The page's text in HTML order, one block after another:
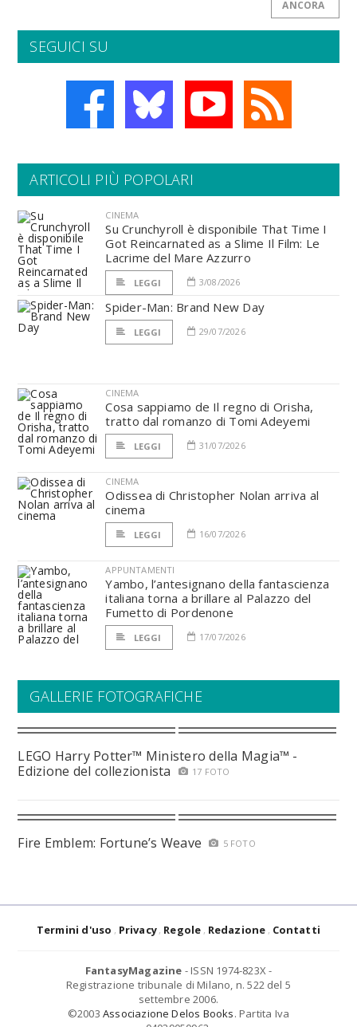
ANCORA
SEGUICI SU
ARTICOLI PIÙ POPOLARI
CINEMA
Su Crunchyroll è disponibile That Time I
Got Reincarnated as a Slime Il Film: Le
Lacrime del Mare Azzurro
LEGGI 3/08/2026
Spider-Man: Brand New Day
LEGGI 29/07/2026
CINEMA
Cosa sappiamo de Il regno di Orisha,
tratto dal romanzo di Tomi Adeyemi
LEGGI 31/07/2026
CINEMA
Odissea di Christopher Nolan arriva al
cinema
LEGGI 16/07/2026
APPUNTAMENTI
Yambo, l’antesignano della fantascienza
italiana torna a brillare al Palazzo del
Fumetto di Pordenone
LEGGI 17/07/2026
GALLERIE FOTOGRAFICHE
LEGO Harry Potter™ Ministero della Magia™ -
Edizione del collezionista
17 FOTO
Fire Emblem: Fortune’s Weave 5 FOTO
Termini d'uso Privacy Regole Redazione Contatti
FantasyMagazine - ISSN 1974-823X -
Registrazione tribunale di Milano, n. 522 del 5
settembre 2006.
©2003 Associazione Delos Books. Partita Iva